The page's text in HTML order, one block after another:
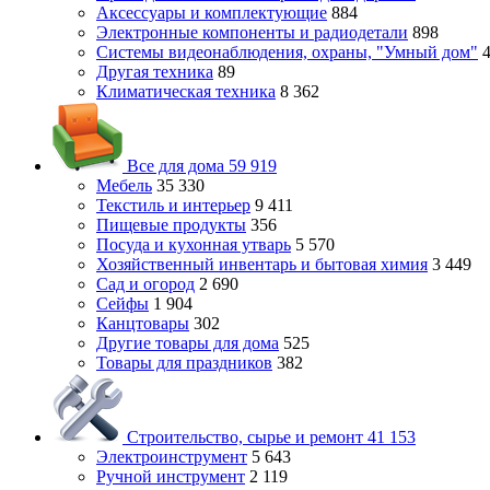
Аксессуары и комплектующие 884
Электронные компоненты и радиодетали 898
Системы видеонаблюдения, охраны, "Умный дом"
Другая техника 89
Климатическая техника 8 362
Все для дома 59 919
Мебель 35 330
Текстиль и интерьер 9 411
Пищевые продукты 356
Посуда и кухонная утварь 5 570
Хозяйственный инвентарь и бытовая химия 3 449
Сад и огород 2 690
Сейфы 1 904
Канцтовары 302
Другие товары для дома 525
Товары для праздников 382
Строительство, сырье и ремонт 41 153
Электроинструмент 5 643
Ручной инструмент 2 119